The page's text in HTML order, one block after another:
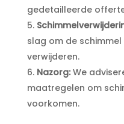
gedetailleerde
slag om de
verwijderen.​
Nazorg:We
maatregelen om
voorkomen.​